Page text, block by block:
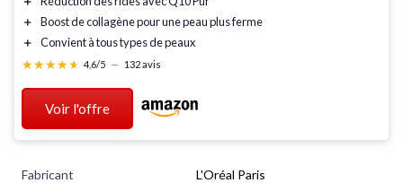
＋
Boost de collagènepour une peau plus ferme
＋
Convient à tous types de peaux
★★★★★
★★★★★ 4,6/5 — 132 avis
Voir l'offre
Fabricant
‎L'Oréal Paris